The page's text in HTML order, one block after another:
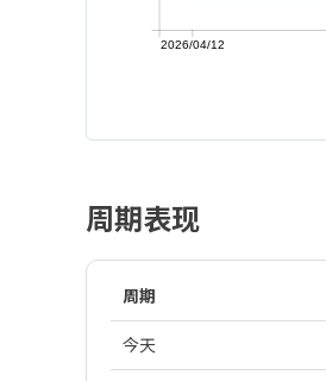
2026/04/12
周期表现
周期
今天